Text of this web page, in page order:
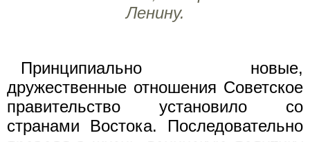
Ленину.
Принципиально новые,
дружественные отношения Советское
правительство установило со
странами Востока. Последовательно